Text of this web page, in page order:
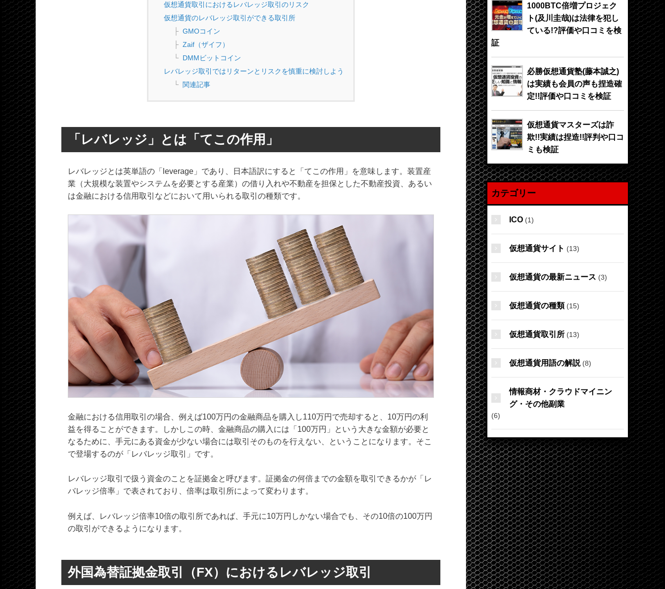
仮想通貨取引におけるレバレッジ取引のリスク
仮想通貨のレバレッジ取引ができる取引所
GMOコイン
Zaif（ザイフ）
DMMビットコイン
レバレッジ取引ではリターンとリスクを慎重に検討しよう
関連記事
「レバレッジ」とは「てこの作用」
レバレッジとは英単語の「leverage」であり、日本語訳にすると「てこの作用」を意味します。装置産
業（大規模な装置やシステムを必要とする産業）の借り入れや不動産を担保とした不動産投資、あるい
は金融における信用取引などにおいて用いられる取引の種類です。
金融における信用取引の場合、例えば100万円の金融商品を購入し110万円で売却すると、10万円の利
益を得ることができます。しかしこの時、金融商品の購入には「100万円」という大きな金額が必要と
なるために、手元にある資金が少ない場合には取引そのものを行えない、ということになります。そこ
で登場するのが「レバレッジ取引」です。
レバレッジ取引で扱う資金のことを証拠金と呼びます。証拠金の何倍までの金額を取引できるかが「レ
バレッジ倍率」で表されており、倍率は取引所によって変わります。
例えば、レバレッジ倍率10倍の取引所であれば、手元に10万円しかない場合でも、その10倍の100万円
の取引ができるようになります。
外国為替証拠金取引（FX）におけるレバレッジ取引
1000BTC倍増プロジェク
ト(及川圭哉)は法律を犯し
ている!?評価や口コミを検
証
必勝仮想通貨塾(藤本誠之)
は実績も会員の声も捏造確
定!!評価や口コミを検証
仮想通貨マスターズは詐
欺!!実績は捏造!!評判や口コ
ミも検証
カテゴリー
ICO (1)
仮想通貨サイト (13)
仮想通貨の最新ニュース (3)
仮想通貨の種類 (15)
仮想通貨取引所 (13)
仮想通貨用語の解説(8)
情報商材・クラウドマイニン
グ・その他副業
(6)